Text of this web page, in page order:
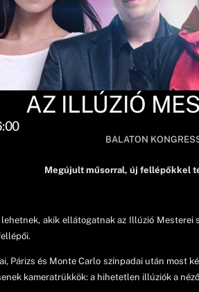
AZ ILLÚZIÓ
BALATON
Megújult műsorral, új fellépőkkel
akik ellátogatnak az Illúzió
Párizs és Monte Carlo színpadai után most
kameratrükkök: a hihetetlen illúziók a